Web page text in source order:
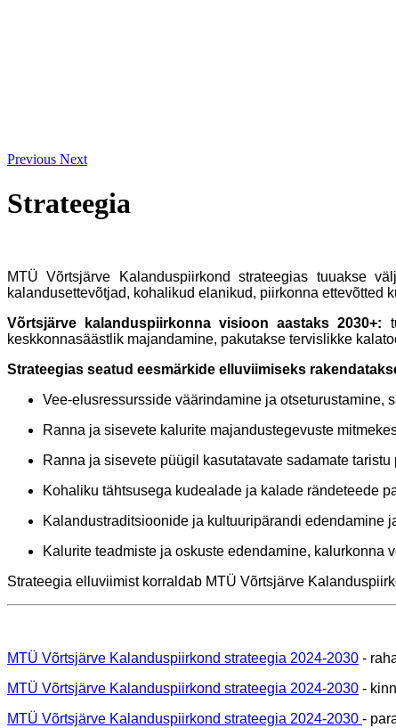
Previous Next
Strateegia
MTÜ Võrtsjärve Kalanduspiirkond strateegias tuuakse
kalandusettevõtjad, kohalikud elanikud, piirkonna ettevõtted
Võrtsjärve kalanduspiirkonna visioon aastaks 2030+:
keskkonnasäästlik majandamine, pakutakse tervislikke
Strateegias seatud eesmärkide elluviimiseks
Vee-elusressursside väärindamine ja otseturustamine,
Ranna ja sisevete kalurite majandustegevuste
Ranna ja sisevete püügil kasutatavate sadamate
Kohaliku tähtsusega kudealade ja kalade rändeteede
Kalandustraditsioonide ja kultuuripärandi edendamine
Kalurite teadmiste ja oskuste edendamine, kalurkonna
Strateegia elluviimist korraldab MTÜ Võrtsjärve
MTÜ Võrtsjärve Kalanduspiirkond strateegia 2024-2030 -
MTÜ Võrtsjärve Kalanduspiirkond strateegia 2024-2030 -
MTÜ Võrtsjärve Kalanduspiirkond strateegia 2024-2030 -